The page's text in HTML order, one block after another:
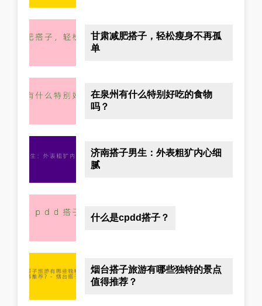
甘肃减肥搭子，轻松瘦身不再孤
单
在泉州有什么特别好吃的食物
吗？
济南搭子男生：外表粗犷内心细
腻
什么是cpdd搭子？
烟台搭子旅游有哪些独特的景点
值得推荐？